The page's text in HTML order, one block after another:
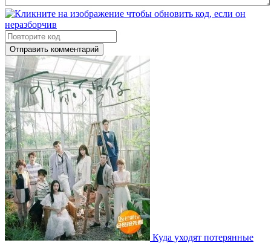
Отправить комментарий
Куда уходят потерянные